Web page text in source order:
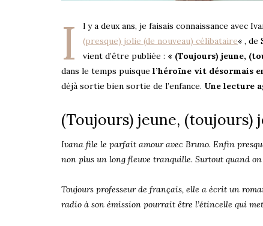
I l y a deux ans, je faisais connaissance avec
(presque) jolie (de nouveau) célibataire« , de
vient d’être publiée : « (Toujours) jeune,
dans le temps puisque l’héroïne vit désormais
déjà sortie bien sortie de l’enfance. Une lecture
(Toujours) jeune, (toujours)
Ivana file le parfait amour avec Bruno. Enfin
non plus un long fleuve tranquille. Surtout quand
Toujours professeur de français, elle a écrit un
radio à son émission pourrait être l’étincelle qui